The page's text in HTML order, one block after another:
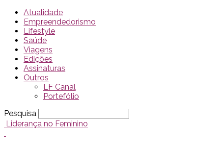
Atualidade
Empreendedorismo
Lifestyle
Saúde
Viagens
Edições
Assinaturas
Outros
LF Canal
Portefólio
Pesquisa
Liderança no Feminino